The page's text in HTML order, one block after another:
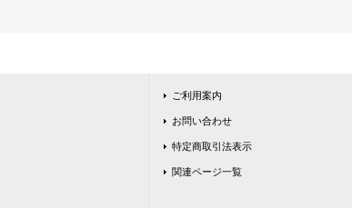
ご利用案内
お問い合わせ
特定商取引法表示
関連ページ一覧